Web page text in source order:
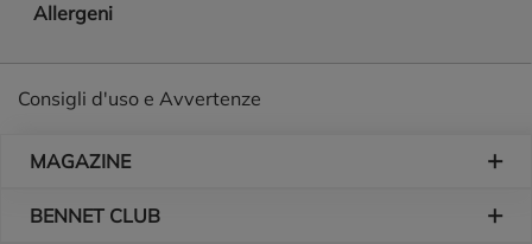
Allergeni
Consigli d'uso e Avvertenze
MAGAZINE
BENNET CLUB